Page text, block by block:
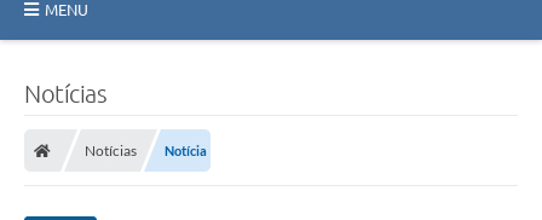
MENU
Licitações / PCA
Notícias
Notícias Notícia